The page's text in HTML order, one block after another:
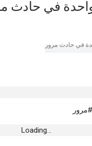
Loading...
تودّع أحد
أخبار الجهات
نادي